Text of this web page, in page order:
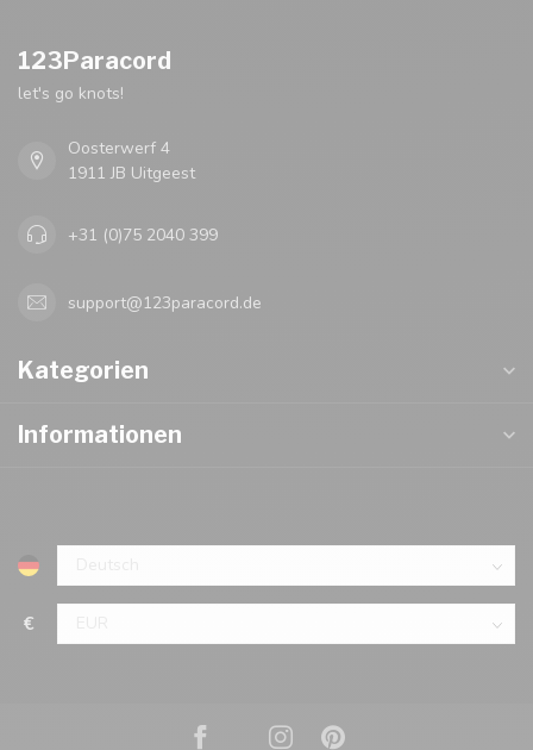
123Paracord
let's go knots!
Oosterwerf 4
1911 JB Uitgeest
+31 (0)75 2040 399
support@123paracord.de
Kategorien
Informationen
€